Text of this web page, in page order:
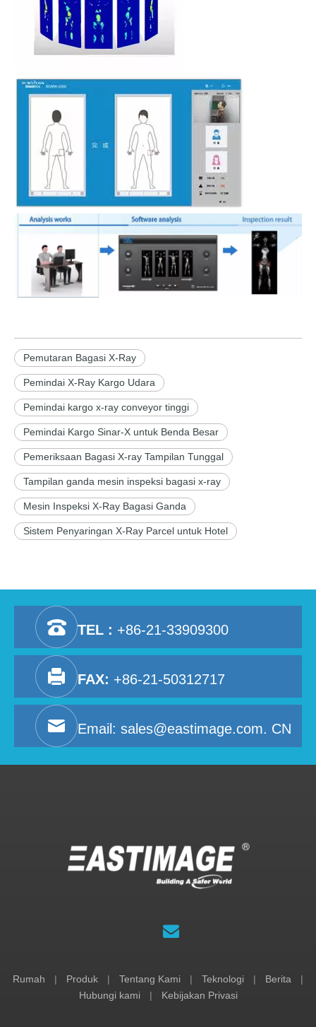
Pemutaran Bagasi X-Ray
Pemindai X-Ray Kargo Udara
Pemindai kargo x-ray conveyor tinggi
Pemindai Kargo Sinar-X untuk Benda Besar
Pemeriksaan Bagasi X-ray Tampilan Tunggal
Tampilan ganda mesin inspeksi bagasi x-ray
Mesin Inspeksi X-Ray Bagasi Ganda
Sistem Penyaringan X-Ray Parcel untuk Hotel
TEL : +86-21-33909300
FAX: +86-21-50312717
Email: sales@eastimage.com. CN
Rumah | Produk | Tentang Kami | Teknologi | Berita
|
Hubungi kami
| Kebijakan Privasi